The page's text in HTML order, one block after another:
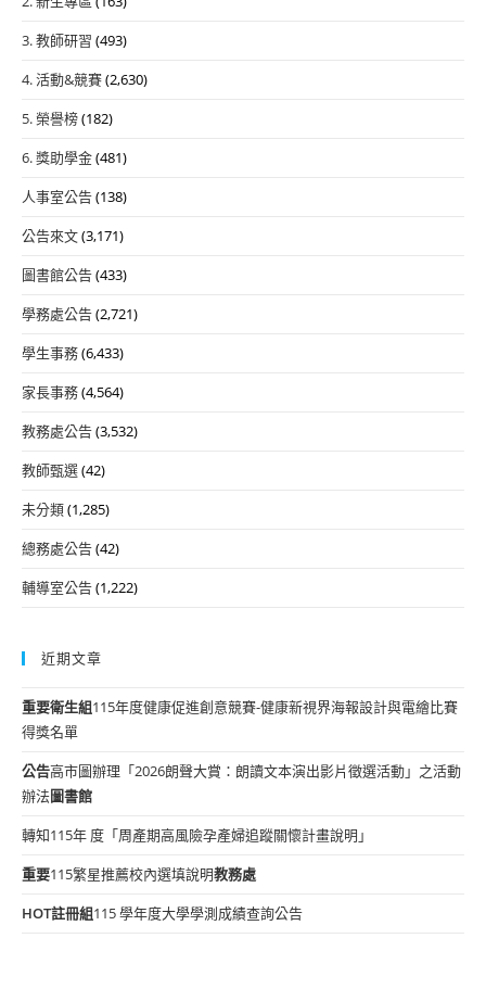
3. 教師研習 (493)
4. 活動&競賽(2,630)
5. 榮譽榜(182)
6. 獎助學金(481)
人事室公告(138)
公告來文(3,171)
圖書館公告(433)
學務處公告(2,721)
學生事務(6,433)
家長事務(4,564)
教務處公告(3,532)
教師甄選(42)
未分類(1,285)
總務處公告(42)
輔導室公告(1,222)
近期文章
重要衛生組115年度健康促進創意競賽-健康新視界海報設計與電繪比賽
得獎名單
公告高市圖辦理「2026朗聲大賞：朗讀文本演出影片徵選活動」之活動
辦法圖書館
轉知115年 度「周產期高風險孕產婦追蹤關懷計畫說明」
重要115繁星推薦校內選填說明教務處
HOT註冊組115 學年度大學學測成績查詢公告